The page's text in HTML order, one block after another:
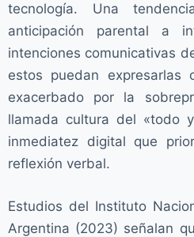
tecnología. Una
anticipación parental a
intenciones comunicativas
estos puedan expresarlas
exacerbado por la
llamada cultura del «todo
inmediatez digital que
reflexión verbal.
Estudios del Instituto
Argentina (2023) señalan